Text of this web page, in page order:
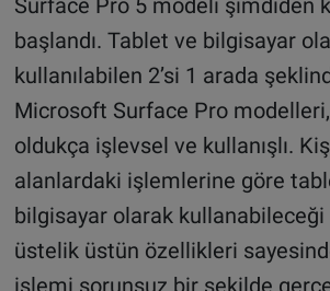
başlandı. Tablet ve bilgisayar
kullanılabilen 2’si 1 arada
Microsoft Surface Pro
oldukça işlevsel ve kullanışlı.
alanlardaki işlemlerine göre
bilgisayar olarak
üstelik üstün özellikleri
işlemi sorunsuz bir şekilde